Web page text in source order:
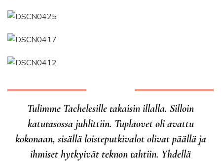
Tulimme Tachelesille takaisin illalla. Silloin
katutasossa juhlittiin. Tuplaovet oli avattu
kokonaan, sisällä loisteputkivalot olivat päällä ja
ihmiset hytkyivät teknon tahtiin. Yhdellä